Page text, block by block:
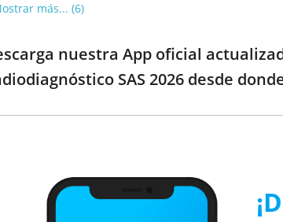
más... (6)
nuestra App oficial
SAS 2026 desde